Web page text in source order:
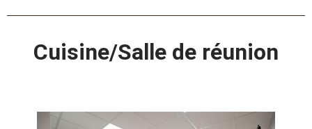
Cuisine/Salle de réunion